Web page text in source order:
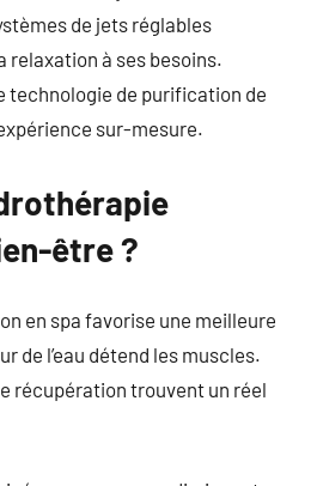
de jets réglables
relaxation à ses besoins.
technologie de purification de
sur-mesure.
être ?
en spa favorise une meilleure
de l’eau détend les muscles.
récupération trouvent un réel